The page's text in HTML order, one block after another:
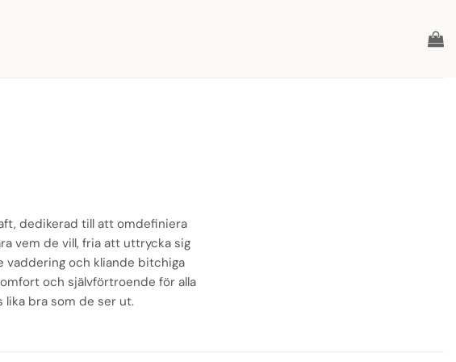
dedikerad till att omdefiniera
vem de vill, fria att uttrycka sig
vaddering och kliande bitchiga
och självförtroende för alla
lika bra som de ser ut.